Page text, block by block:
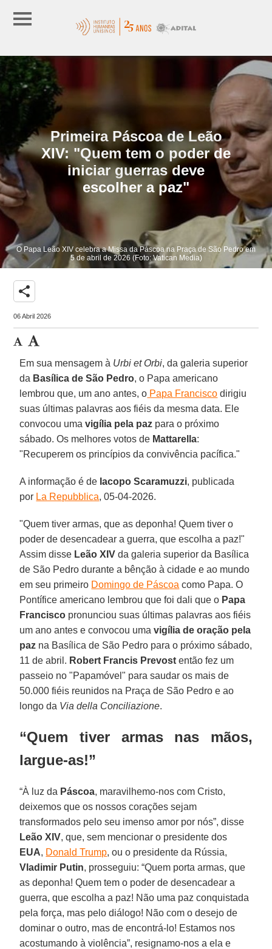
Primeira Páscoa de Leão
XIV: "Quem tem o poder de
iniciar guerras deve
escolher a paz"
O Papa Leão XIV celebra a Missa da Páscoa na Praça de São Pedro em
5 de abril de 2026 (Foto: Vatican Media)
share
06 Abril 2026
Em sua mensagem à Urbi et Orbi, da galeria superior
da Basílica de São Pedro, o Papa americano
lembrou que, um ano antes, o Papa Francisco dirigiu
suas últimas palavras aos fiéis da mesma data. Ele
convocou uma vigília pela paz para o próximo
sábado. Os melhores votos de Mattarella:
"Recuperem os princípios da convivência pacífica."
A informação é de Iacopo Scaramuzzi, publicada
por La Repubblica, 05-04-2026.
"Quem tiver armas, que as deponha! Quem tiver o
poder de desencadear a guerra, que escolha a paz!"
Assim disse Leão XIV da galeria superior da Basílica
de São Pedro durante a bênção à cidade e ao mundo
em seu primeiro Domingo de Páscoa como Papa. O
Pontífice americano lembrou que foi dali que o Papa
Francisco pronunciou suas últimas palavras aos fiéis
um ano antes e convocou umavigília de oração pela
paz na Basílica de São Pedro para o próximo sábado,
11 de abril. Robert Francis Prevost então fez um
passeio no "Papamóvel" para saudar os mais de
50.000 fiéis reunidos na Praça de São Pedro e ao
longo da Via della Conciliazione.
“Quem tiver armas nas mãos,
largue-as!”
“À luz da Páscoa, maravilhemo-nos com Cristo,
deixemos que os nossos corações sejam
transformados pelo seu imenso amor por nós”, disse
Leão XIV, que, sem mencionar o presidente dos
EUA, Donald Trump, ou o presidente da Rússia,
Vladimir Putin, prosseguiu: “Quem porta armas, que
as deponha! Quem tem o poder de desencadear a
guerra, que escolha a paz! Não uma paz conquistada
pela força, mas pelo diálogo! Não com o desejo de
dominar o outro, mas de encontrá-lo! Estamos nos
acostumando à violência”, resignamo-nos a ela e